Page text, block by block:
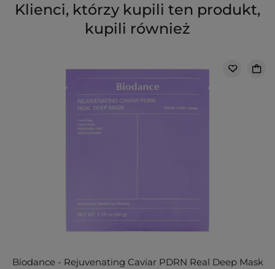
Klienci, którzy kupili ten produkt,
kupili również
Biodance - Rejuvenating Caviar PDRN Real Deep Mask